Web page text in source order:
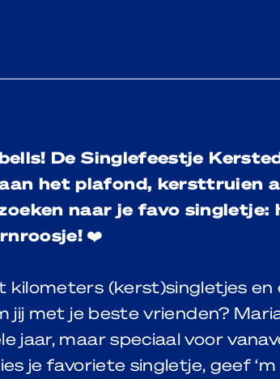
De Singlefeestje
het plafond, kersttruien
naar je favo singletje:
❤️
kilometers (kerst)singletjes en
jij met je beste vrienden?
jaar, maar speciaal voor
je favoriete singletje, geef